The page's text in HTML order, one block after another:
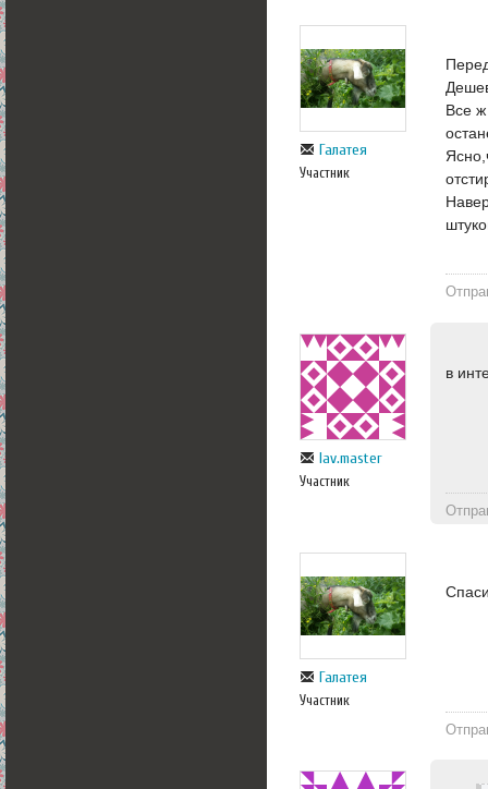
Галатея
Участник
Все ж
lav.master
Участник
в
Галатея
Участник